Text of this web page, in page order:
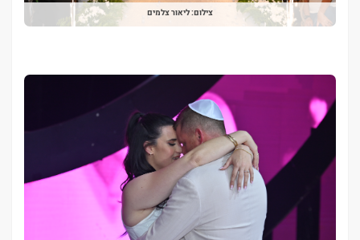
צילום: ליאור צלמים